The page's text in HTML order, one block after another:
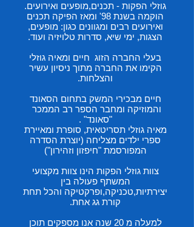
גוזלי הפקות - תכנים,מופעים ואירועים.
הוקמה בשנת 98' ומאז הפיקה תכנים
ואירועים רבים ומגוונים כגון: מופעים,
הצגות, ימי שיא, סדרות טלויזיה ועוד.
בעלי החברה הזוג חיים ומאיה גוזלי
הקימו את החברה מתוך ניסיון עשיר
והצלחות.
חיים מבכירי המשק בתחום הסאונד
והמוזיקה ומחבר הספר רב הממכר
"סאונד" .
מאיה גוזלי תסריטאית, סופרת ומאיירת
ספרי ילדים מצליחה (יוצרת הסדרה
המפורסמת "חיפזון וזהירון")
צוות גוזלי הפקות הינו צוות מקצועי
המשתף פעולה בין
יצירתיות,טכניקה,ופרקטיקה והכל תחת
קורת גג אחת.
למעלה מ 20 שנה אנו מספקים תוכן